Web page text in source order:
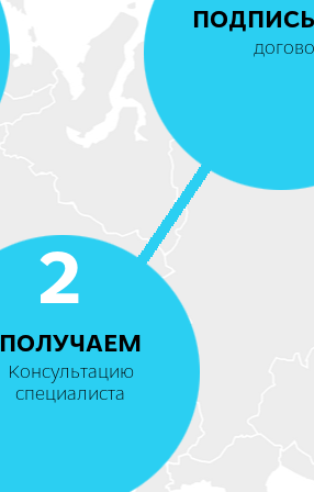
2
ПОЛУЧАЕМ
Консультацию
специалиста